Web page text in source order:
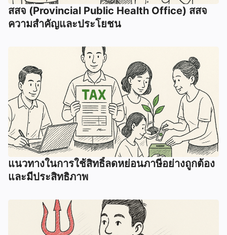
สสจ (Provincial Public Health Office) สสจ
ความสำคัญและประโยชน
แนวทางในการใช้สิทธิ์ลดหย่อนภาษีอย่างถูกต้อง
และมีประสิทธิภาพ